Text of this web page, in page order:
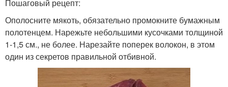
Пошаговый рецепт:
Ополосните мякоть, обязательно промокните бумажным
полотенцем. Нарежьте небольшими кусочками толщиной
1-1,5 см., не более. Нарезайте поперек волокон, в этом
один из секретов правильной отбивной.